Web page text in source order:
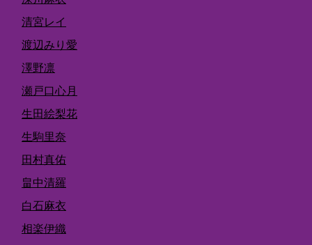
清宮レイ
渡辺みり愛
澤野凛
瀬戸口心月
生田絵梨花
生駒里奈
田村真佑
畠中清羅
白石麻衣
相楽伊織